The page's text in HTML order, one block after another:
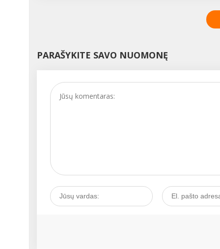
infekcijos, stresas. O
Visa tai – dažno iš mūsų
ligomis didinantys
PARAŠYKITE SAVO NUOMONĘ